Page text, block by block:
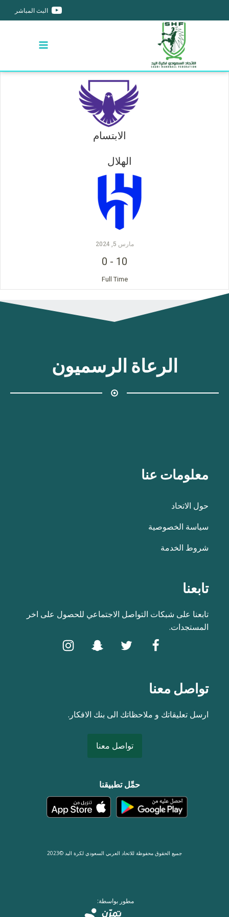
البث المباشر
الابتسام
الهلال
مارس 5, 2024
10
-
0
Full Time
الرعاة الرسميون
معلومات عنا
حول الاتحاد
سياسة الخصوصية
شروط الخدمة
تابعنا
تابعنا على شبكات التواصل الاجتماعي للحصول على اخر
المستجدات.
تواصل معنا
ارسل تعليقاتك و ملاحظاتك الى بنك الافكار.
تواصل معنا
حمِّل تطبيقنا
جميع الحقوق محفوظة للاتحاد العربي السعودي لكرة اليد ©2023
مطور بواسطة: